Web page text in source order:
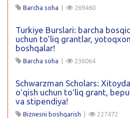
Barcha soha | 269460
Turkiye Burslari: barcha
uchun to’liq grantlar,
boshqalar!
Barcha soha | 236064
Schwarzman Scholars:
oʻqish uchun toʻliq grant,
va stipendiya!
Biznesni boshqarish | 227472